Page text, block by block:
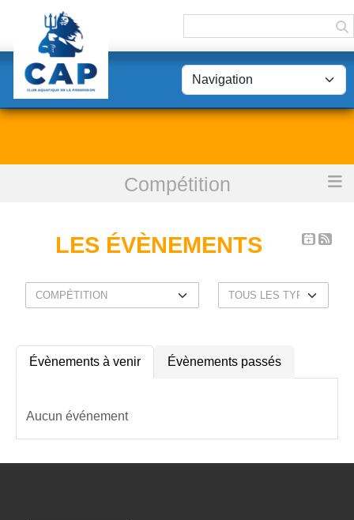
Compétition
Les évènements
LES ÉVÈNEMENTS
Évènements à venir Évènements passés
Aucun événement
Panneau de gestion des cookies